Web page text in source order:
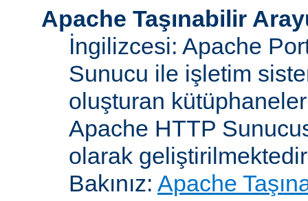
Apache Taşınabilir
İngilizcesi: Apache
Sunucu ile işletim
oluşturan
Apache HTTP
olarak
Bakınız: Apache